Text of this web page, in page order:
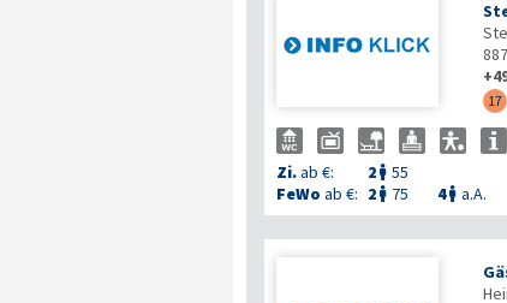
17
Zi.ab €: 2  55
FeWo ab €: 2  75 4 a.A.